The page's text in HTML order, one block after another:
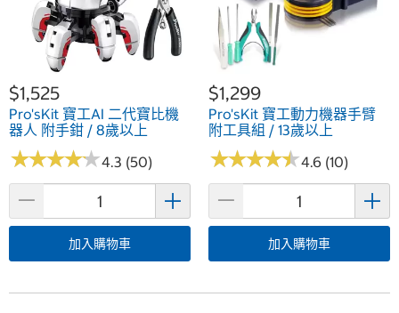
$1,525
Pro'sKit 寶工AI 二代寶比機
器人 附手鉗 / 8歲以上
★★★★★
★★★★★4.3 (50)
加入購物車
$1,299
Pro'sKit 寶工動力機器手臂
附工具組 / 13歲以上
★★★★★
★★★★★4.6 (10)
加入購物車